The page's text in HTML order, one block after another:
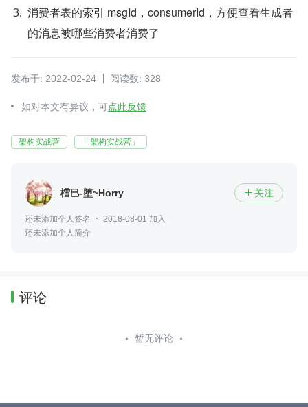
消费者表的索引 msgId，consumerId，方便查看生成者
的消息被哪些消费者消费了
发布于: 2022-02-24 阅读数: 328
如对本文有异议，可点此反馈
架构实战营 「架构实战营」
樰巳-堕~Horry  关注
还未添加个人签名
2018-08-01 加入
还未添加个人简介
评论
暂无评论